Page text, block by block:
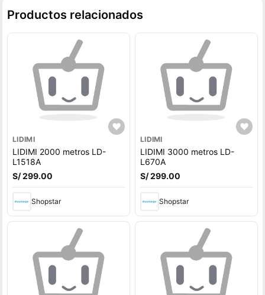
Productos relacionados
LIDIMI
LIDIMI 2000 metros LD-
L1518A
S/ 299.00
Shopstar
LIDIMI
LIDIMI 3000 metros LD-
L670A
S/ 299.00
Shopstar